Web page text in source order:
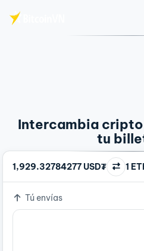
Intercambia
tu
1,929.32784277 USD₮ 1
Tú envías